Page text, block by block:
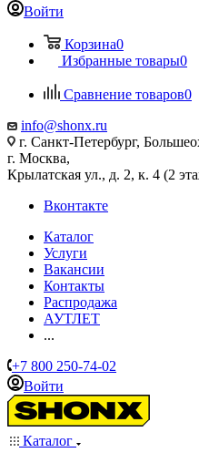
Войти
Корзина0
Избранные товары0
Сравнение товаров0
info@shonx.ru
г. Санкт-Петербург,
г. Москва,
Крылатская ул., д. 2, к. 4 (2
Вконтакте
Каталог
Услуги
Вакансии
Контакты
Распродажа
АУТЛЕТ
...
+7 800 250-74-02
Войти
Каталог